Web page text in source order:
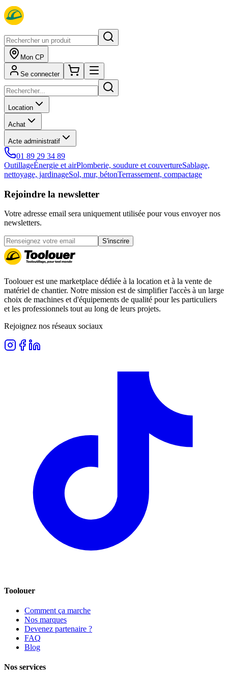
Mon CP
Se connecter
Location
Achat
Acte administratif
01 89 29 34 89
OutillageÉnergie et airPlomberie, soudure et couvertureSablage,
nettoyage, jardinageSol, mur, bétonTerrassement, compactage
Rejoindre la newsletter
Votre adresse email sera uniquement utilisée pour vous envoyer nos
newsletters.
S'inscrire
Toolouer est une marketplace dédiée à la location et à la vente de
matériel de chantier. Notre mission est de simplifier l'accès à un large
choix de machines et d'équipements de qualité pour les particuliers
et les professionnels tout au long de leurs projets.
Rejoignez nos réseaux sociaux
Toolouer
Comment ça marche
Nos marques
Devenez partenaire ?
FAQ
Blog
Nos services